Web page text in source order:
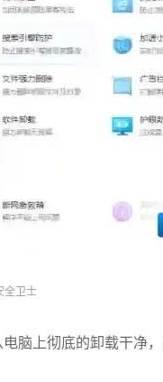
全卫士
脑上彻底的卸载干净